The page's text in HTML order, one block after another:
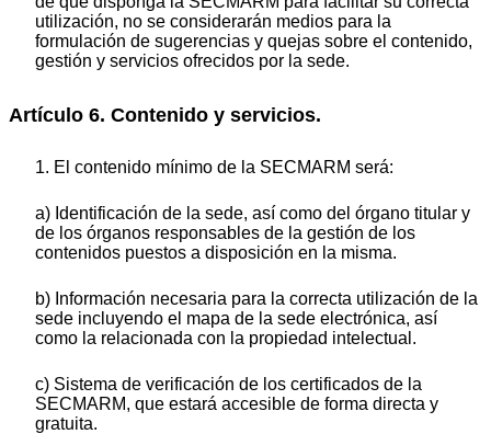
utilización, no se considerarán medios para la
formulación de sugerencias y quejas sobre el contenido,
gestión y servicios ofrecidos por la sede.
Artículo 6. Contenido y servicios.
1. El contenido mínimo de la SECMARM será:
a) Identificación de la sede, así como del órgano titular y
de los órganos responsables de la gestión de los
contenidos puestos a disposición en la misma.
b) Información necesaria para la correcta utilización de la
sede incluyendo el mapa de la sede electrónica, así
como la relacionada con la propiedad intelectual.
c) Sistema de verificación de los certificados de la
SECMARM, que estará accesible de forma directa y
gratuita.